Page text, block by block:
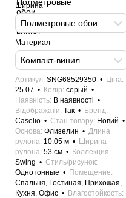
Ширина
Полметровые обои
Материал
Компакт-винил
Артикул SNG68529350
Ціна
25.07
Колір серый
Наявність В наявності
Відображати Так
Бренд
Caselio
Стан товару Новий
Основа Флизелин
Длина
рулона 10.05 м
Ширина
рулона 53 см
Коллекция
Swing
Стиль/рисунок
Однотонные
Помещение
Спальня, Гостиная, Прихожая,
Кухня, Офис
Влагостойкость